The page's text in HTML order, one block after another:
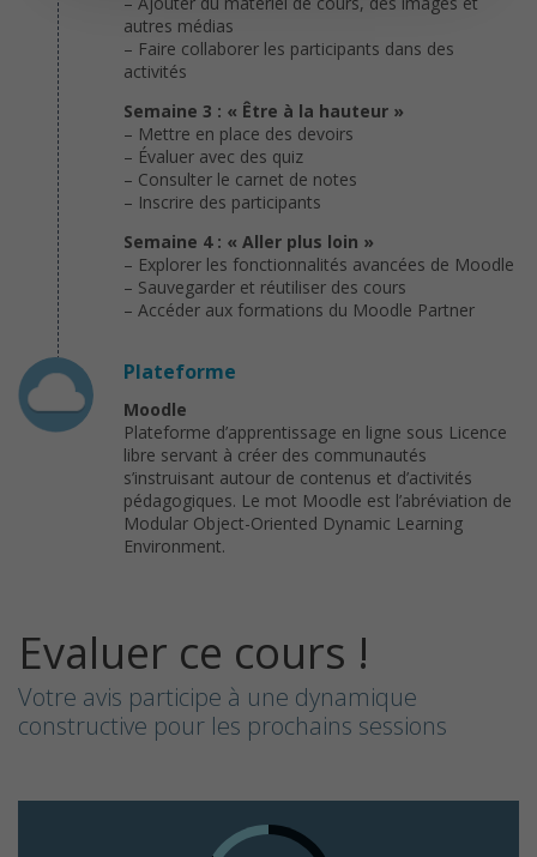
autres médias
– Faire collaborer les participants dans des
activités
Semaine 3 : « Être à la hauteur »
– Mettre en place des devoirs
– Évaluer avec des quiz
– Consulter le carnet de notes
– Inscrire des participants
Semaine 4 : « Aller plus loin »
– Explorer les fonctionnalités avancées de Moodle
– Sauvegarder et réutiliser des cours
– Accéder aux formations du Moodle Partner
Plateforme
Moodle
Plateforme d’apprentissage en ligne sous Licence
libre servant à créer des communautés
s’instruisant autour de contenus et d’activités
pédagogiques. Le mot Moodle est l’abréviation de
Modular Object-Oriented Dynamic Learning
Environment.
Evaluer ce cours !
Votre avis participe à une dynamique
constructive pour les prochains sessions